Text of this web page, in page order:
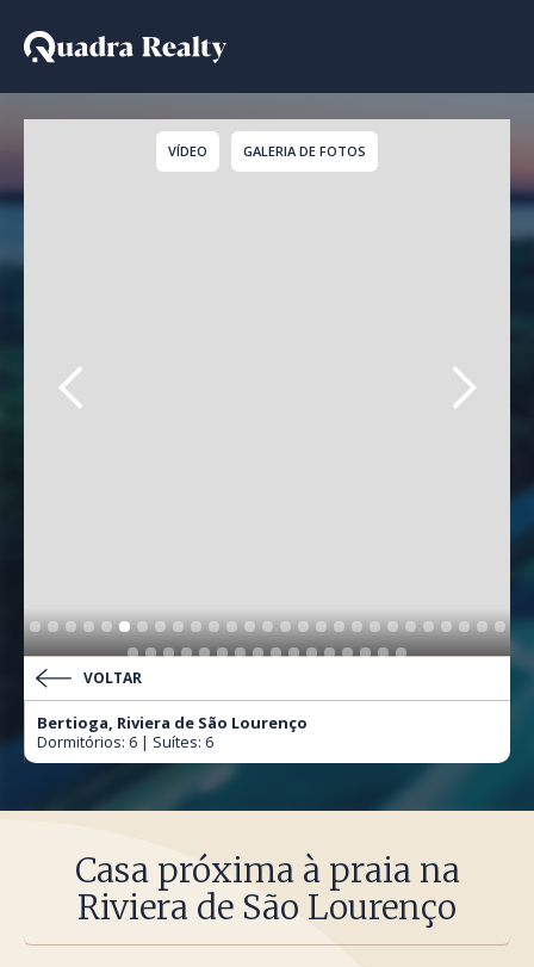
Casa De Condomínio
VÍDEO GALERIA DE FOTOS
VOLTAR
Bertioga, Riviera de São Lourenço
Dormitórios: 6 | Suítes: 6
Casa próxima à praia na
Riviera de São Lourenço